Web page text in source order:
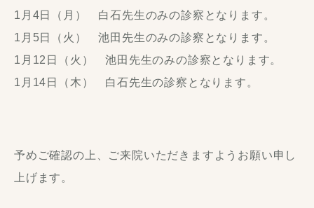
1月4日（月） 白石先生のみの診察となります。
1月5日（火） 池田先生のみの診察となります。
1月12日（火） 池田先生のみの診察となります。
1月14日（木） 白石先生の診察となります。
予めご確認の上、ご来院いただきますようお願い申し
上げます。